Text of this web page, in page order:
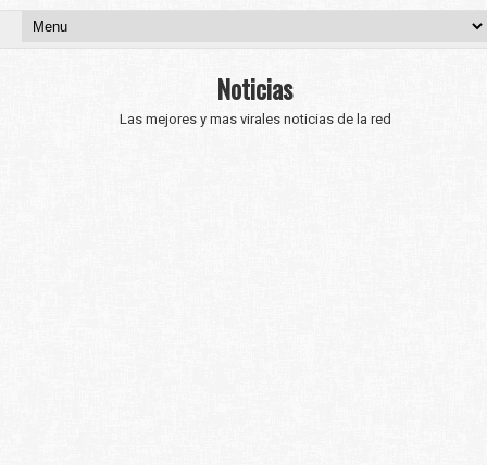
Noticias
Las mejores y mas virales noticias de la red